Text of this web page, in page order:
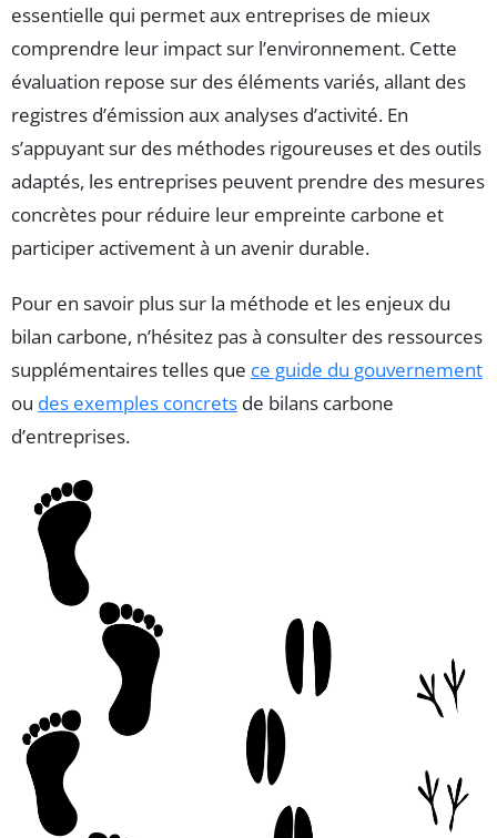
essentielle qui permet aux entreprises de mieux
comprendre leur impact sur l’environnement. Cette
évaluation repose sur des éléments variés, allant des
registres d’émission aux analyses d’activité. En
s’appuyant sur des méthodes rigoureuses et des outils
adaptés, les entreprises peuvent prendre des mesures
concrètes pour réduire leur empreinte carbone et
participer activement à un avenir durable.
Pour en savoir plus sur la méthode et les enjeux du
bilan carbone, n’hésitez pas à consulter des ressources
supplémentaires telles que ce guide du gouvernement
ou des exemples concrets de bilans carbone
d’entreprises.